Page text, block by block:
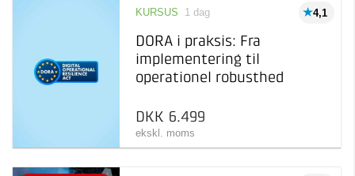
4,1
KURSUS 1 dag
DORA i praksis: Fra
implementering til
operationel robusthed
DKK 6.499
ekskl. moms